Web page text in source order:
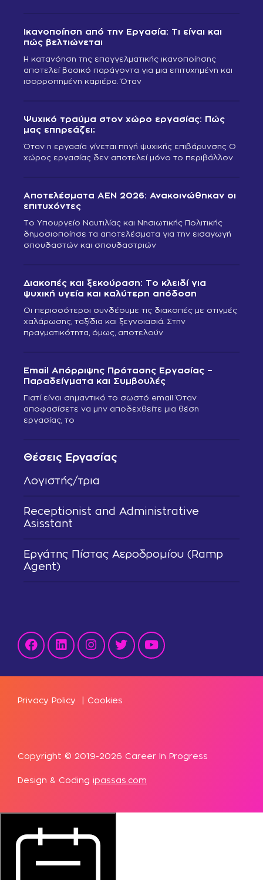
Θέσεις Εργασίας
Λογιστής/τρια
Receptionist and Administrative
Asisstant
Εργάτης Πίστας Αεροδρομίου (Ramp
Agent)
Ικανοποίηση από την Εργασία: Τι είναι και
πώς βελτιώνεται
Η κατανόηση της επαγγελματικής ικανοποίησης
αποτελεί βασικό παράγοντα για μια επιτυχημένη και
ισορροπημένη καριέρα. Όταν
Ψυχικό τραύμα στον χώρο εργασίας: Πώς
μας επηρεάζει;
Όταν η εργασία γίνεται πηγή ψυχικής επιβάρυνσης Ο
χώρος εργασίας δεν αποτελεί μόνο το περιβάλλον
Αποτελέσματα ΑΕΝ 2026: Ανακοινώθηκαν οι
επιτυχόντες
Το Υπουργείο Ναυτιλίας και Νησιωτικής Πολιτικής
δημοσιοποίησε τα αποτελέσματα για την εισαγωγή
σπουδαστών και σπουδαστριών
Διακοπές και ξεκούραση: Το κλειδί για
ψυχική υγεία και καλύτερη απόδοση
Οι περισσότεροι συνδέουμε τις διακοπές με στιγμές
χαλάρωσης, ταξίδια και ξεγνοιασιά. Στην
πραγματικότητα, όμως, αποτελούν
Email Απόρριψης Πρότασης Εργασίας –
Παραδείγματα και Συμβουλές
Γιατί είναι σημαντικό το σωστό email Όταν
αποφασίσετε να μην αποδεχθείτε μια θέση
εργασίας, το
Copyright © 2019-2026 Career In Progress
Design & Coding ipassas.com
Privacy Policy Cookies